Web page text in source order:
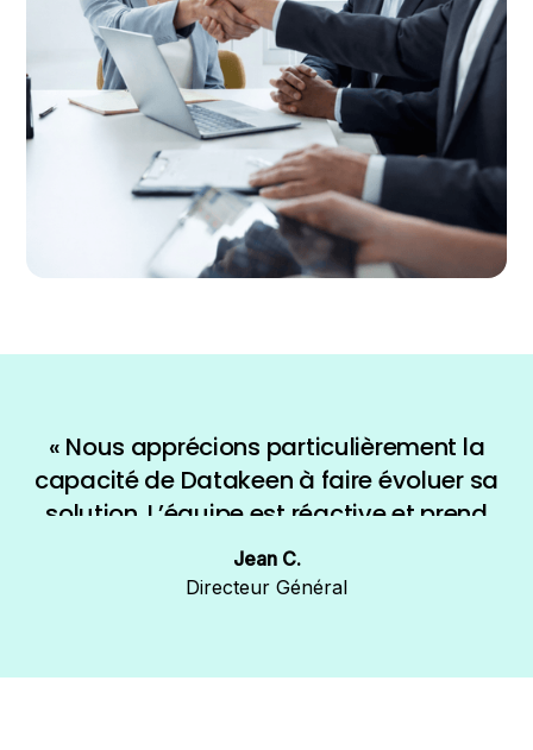
« Nous apprécions particulièrement la
capacité de Datakeen à faire évoluer sa
solution. L’équipe est réactive et prend
rapidement en compte nos retours, ce
qui permet une amélioration continue
Jean C.
Directeur Général